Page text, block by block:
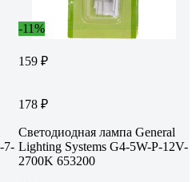
7-
-11%
159 ₽
178 ₽
Светодиодная лампа General
Lighting Systems G4-5W-P-12V-
2700K 653200